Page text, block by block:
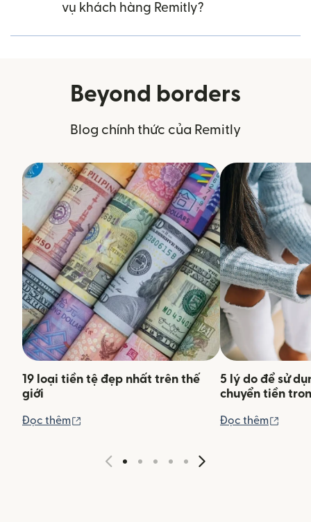
vụ khách hàng Remitly?
Beyond borders
Blog chính thức của Remitly
19 loại tiền tệ đẹp nhất trên thế
giới
Đọc thêm
5 lý do để sử
chuyển tiền
Đọc thêm